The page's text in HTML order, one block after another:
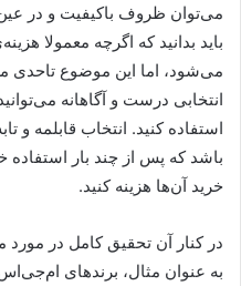
می‌توان ظروف باکیفیت و در عین
باید بدانید که اگرچه معمولا
می‌شود، اما این موضوع تاحدی
انتخابی درست و آگاهانه
استفاده کنید. انتخاب قابلمه و
باشد که پس از چند بار استفاده
خرید آن‌ها هزینه کنید.
در کنار آن تحقیق کامل در